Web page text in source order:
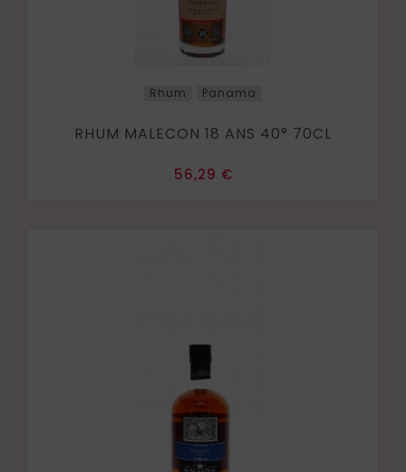
Rhum Panama
RHUM MALECON 18 ANS 40° 70CL
Prix
56,29 €